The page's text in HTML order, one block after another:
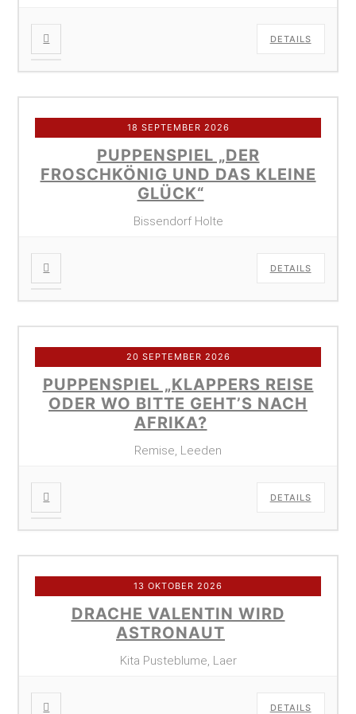
DETAILS
18 SEPTEMBER 2026
PUPPENSPIEL „DER
FROSCHKÖNIG UND DAS KLEINE
GLÜCK“
Bissendorf Holte
DETAILS
20 SEPTEMBER 2026
PUPPENSPIEL „KLAPPERS REISE
ODER WO BITTE GEHT’S NACH
AFRIKA?
Remise, Leeden
DETAILS
13 OKTOBER 2026
DRACHE VALENTIN WIRD
ASTRONAUT
Kita Pusteblume, Laer
DETAILS